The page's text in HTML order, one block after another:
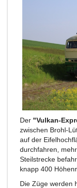
Der "Vulkan-
zwischen Brohl-
auf der
durchfahren,
Steilstrecke
knapp 400
Die Züge werden